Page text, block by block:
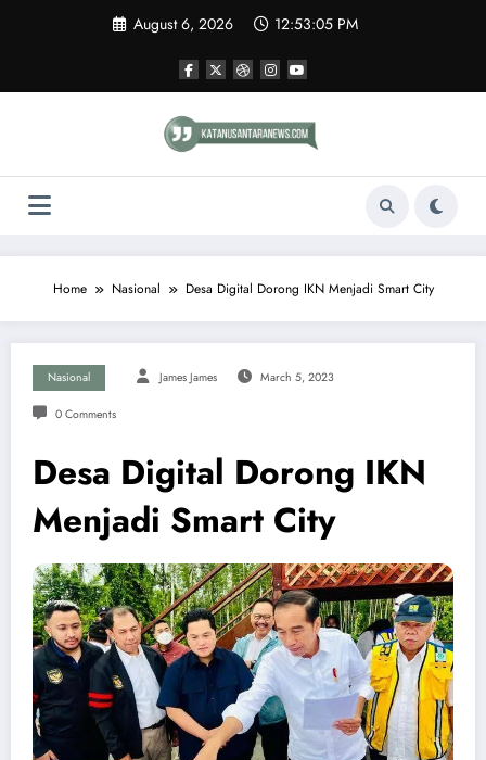
August 6, 2026 12:53:05 PM
Home Nasional Desa Digital Dorong IKN Menjadi Smart City
Nasional James James March 5, 2023
0 Comments
Desa Digital Dorong IKN
Menjadi Smart City